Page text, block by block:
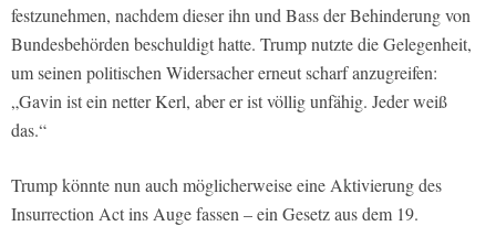
festzunehmen, nachdem dieser ihn und Bass der Behinderung von
Bundesbehörden beschuldigt hatte. Trump nutzte die Gelegenheit,
um seinen politischen Widersacher erneut scharf anzugreifen:
„Gavin ist ein netter Kerl, aber er ist völlig unfähig. Jeder weiß
das.“
Trump könnte nun auch möglicherweise eine Aktivierung des
Insurrection Act ins Auge fassen – ein Gesetz aus dem 19.